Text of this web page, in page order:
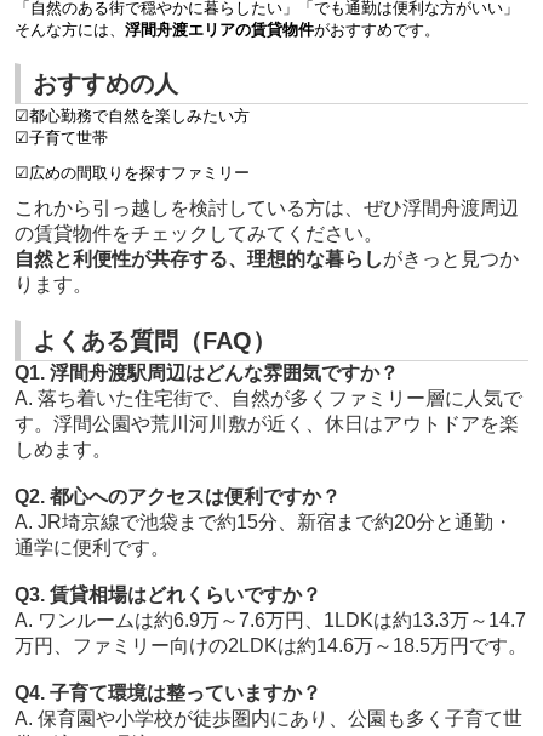
「自然のある街で穏やかに暮らしたい」「でも通勤は便利な方がいい」
そんな方には、 浮間舟渡エリアの賃貸物件がおすすめです。
おすすめの人
☑都心勤務で自然を楽しみたい方
☑子育て世帯
☑広めの間取りを探すファミリー
これから引っ越しを検討している方は、ぜひ浮間舟渡周辺
の賃貸物件をチェックしてみてください。
自然と利便性が共存する、理想的な暮らしがきっと見つか
ります。
よくある質問（FAQ）
Q1. 浮間舟渡駅周辺はどんな雰囲気ですか？
A. 落ち着いた住宅街で、自然が多くファミリー層に人気で
す。浮間公園や荒川河川敷が近く、休日はアウトドアを楽
しめます。
Q2. 都心へのアクセスは便利ですか？
A. JR埼京線で池袋まで約15分、新宿まで約20分と通勤・
通学に便利です。
Q3. 賃貸相場はどれくらいですか？
A. ワンルームは約6.9万～7.6万円、1LDKは約13.3万～14.7
万円、ファミリー向けの2LDKは約14.6万～18.5万円です。
Q4. 子育て環境は整っていますか？
A. 保育園や小学校が徒歩圏内にあり、公園も多く子育て世